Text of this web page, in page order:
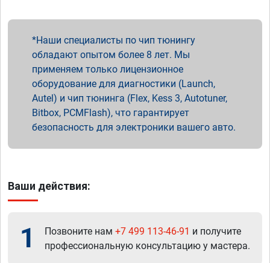
Наши специалисты по чип тюнингу
обладают опытом более 8 лет. Мы
применяем только лицензионное
оборудование для диагностики (Launch,
Autel) и чип тюнинга (Flex, Kess 3, Autotuner,
Bitbox, PCMFlash), что гарантирует
безопасность для электроники вашего авто.
Ваши действия:
1 Позвоните нам +7 499 113-46-91 и получите
профессиональную консультацию у мастера.